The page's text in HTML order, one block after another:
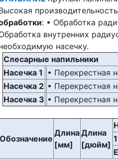
: • Обработка
внутренних
насечку.
Слесарные напильники
Насечка 1
• Перекрестная
Насечка 2 • Перекрестная
Насечка 3 • Перекрестная
Обозначение
Длина
[мм]
Длина
[дюйм]
1